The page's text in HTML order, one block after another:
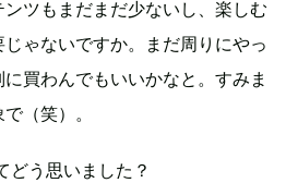
ツもまだまだ少ないし、楽しむ
ゃないですか。まだ周りにやっ
買わんでもいいかなと。すみま
（笑）。
う思いました？